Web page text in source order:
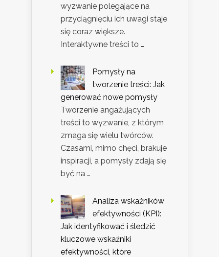
wyzwanie polegające na
przyciągnięciu ich uwagi staje
się coraz większe.
Interaktywne treści to …
Pomysły na
tworzenie treści: Jak
generować nowe pomysły
Tworzenie angażujących
treści to wyzwanie, z którym
zmaga się wielu twórców.
Czasami, mimo chęci, brakuje
inspiracji, a pomysły zdają się
być na …
Analiza wskaźników
efektywności (KPI):
Jak identyfikować i śledzić
kluczowe wskaźniki
efektywności, które